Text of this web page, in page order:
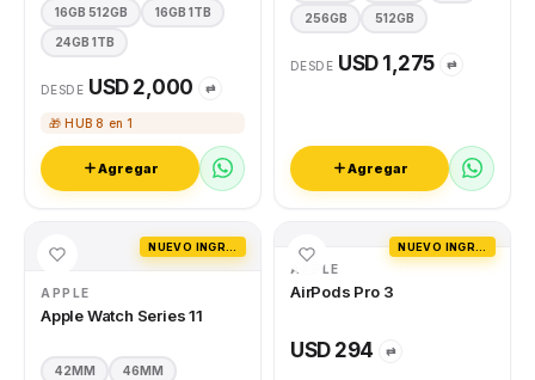
16GB 512GB 16GB 1TB
24GB 1TB
DESDE USD 2,000 ⇄
🎁 HUB 8 en 1
Agregar
256GB 512GB
DESDE USD 1,275 ⇄
Agregar
APPLE
Apple Watch Series 11
42MM 46MM
APPLE
AirPods Pro 3
USD 294 ⇄